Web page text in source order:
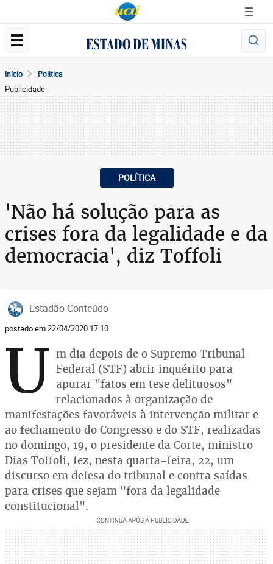
Início Politica
Publicidade
POLÍTICA
'Não há solução para as
crises fora da legalidade e da
democracia', diz Toffoli
Estadão Conteúdo
postado em 22/04/2020 17:10
U m dia depois de o Supremo Tribunal
Federal (STF) abrir inquérito para
apurar "fatos em tese delituosos"
relacionados à organização de
manifestações favoráveis à intervenção militar e
ao fechamento do Congresso e do STF, realizadas
no domingo, 19, o presidente da Corte, ministro
Dias Toffoli, fez, nesta quarta-feira, 22, um
discurso em defesa do tribunal e contra saídas
para crises que sejam "fora da legalidade
constitucional".